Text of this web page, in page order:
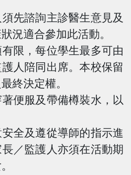
先諮詢主診醫生意見及
況適合參加此活動。
限，每位學生最多可由
人陪同出席。本校保留
終決定權。
便服及帶備樽裝水，以
全及遵從導師的指示進
／監護人亦須在活動期